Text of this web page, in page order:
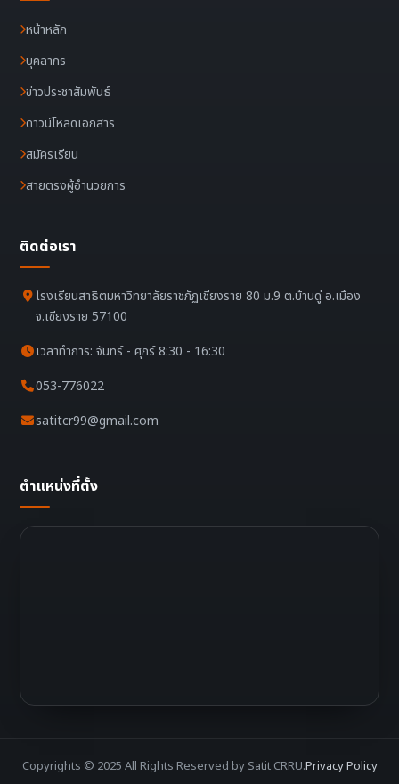
หน้าหลัก
บุคลากร
ข่าวประชาสัมพันธ์
ดาวน์โหลดเอกสาร
สมัครเรียน
สายตรงผู้อำนวยการ
ติดต่อเรา
โรงเรียนสาธิตมหาวิทยาลัยราชภัฏเชียงราย 80 ม.9 ต.บ้านดู่ อ.เมือง
จ.เชียงราย 57100
เวลาทำการ: จันทร์ - ศุกร์ 8:30 - 16:30
053-776022
satitcr99@gmail.com
ตำแหน่งที่ตั้ง
Copyrights © 2025 All Rights Reserved by Satit CRRU.Privacy Policy